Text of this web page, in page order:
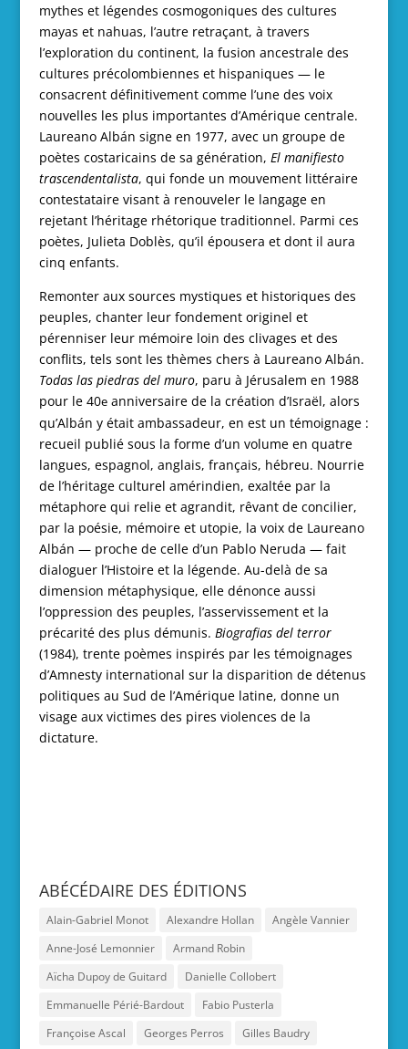
mythes et légendes cosmogoniques des cultures
mayas et nahuas, l’autre retraçant, à travers
l’exploration du continent, la fusion ancestrale des
cultures précolombiennes et hispaniques — le
consacrent définitivement comme l’une des voix
nouvelles les plus importantes d’Amérique centrale.
Laureano Albán signe en 1977, avec un groupe de
poètes costaricains de sa génération, El manifiesto
trascendentalista, qui fonde un mouvement littéraire
contestataire visant à renouveler le langage en
rejetant l’héritage rhétorique traditionnel. Parmi ces
poètes, Julieta Doblès, qu’il épousera et dont il aura
cinq enfants.
Remonter aux sources mystiques et historiques des
peuples, chanter leur fondement originel et
pérenniser leur mémoire loin des clivages et des
conflits, tels sont les thèmes chers à Laureano Albán.
Todas las piedras del muro, paru à Jérusalem en 1988
pour le 40eanniversaire de la création d’Israël, alors
qu’Albán y était ambassadeur, en est un témoignage :
recueil publié sous la forme d’un volume en quatre
langues, espagnol, anglais, français, hébreu. Nourrie
de l’héritage culturel amérindien, exaltée par la
métaphore qui relie et agrandit, rêvant de concilier,
par la poésie, mémoire et utopie, la voix de Laureano
Albán — proche de celle d’un Pablo Neruda — fait
dialoguer l’Histoire et la légende. Au-delà de sa
dimension métaphysique, elle dénonce aussi
l’oppression des peuples, l’asservissement et la
précarité des plus démunis. Biografias del terror
(1984), trente poèmes inspirés par les témoignages
d’Amnesty international sur la disparition de détenus
politiques au Sud de l’Amérique latine, donne un
visage aux victimes des pires violences de la
dictature.
ABÉCÉDAIRE DES ÉDITIONS
Alain-Gabriel Monot Alexandre Hollan
Angèle Vannier
Anne-José Lemonnier
Armand Robin
Aïcha Dupoy de Guitard
Danielle Collobert
Emmanuelle Périé-Bardout
Fabio Pusterla
Françoise Ascal
Georges Perros Gilles Baudry